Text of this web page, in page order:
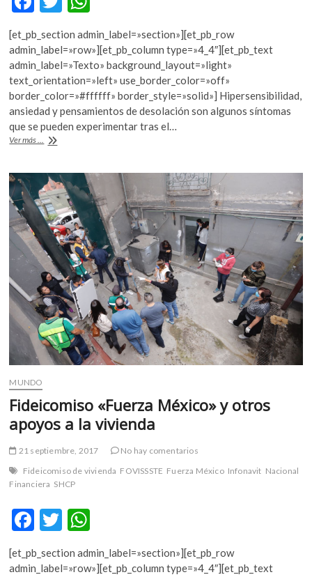
e
b
o
o
k
w
itt
er
h
at
s
A
p
p
[et_pb_section admin_label=»section»][et_pb_row
admin_label=»row»][et_pb_column type=»4_4″][et_pb_text
admin_label=»Texto» background_layout=»light»
text_orientation=»left» use_border_color=»off»
border_color=»#ffffff» border_style=»solid»] Hipersensibilidad,
ansiedad y pensamientos de desolación son algunos síntomas
que se pueden experimentar tras el…
Ver más ... Ayuda
el
sismo
MUNDO
Fideicomiso «Fuerza México» y otros
apoyos a la vivienda
21 septiembre, 2017
No hay comentarios
Fideicomiso de vivienda FOVISSSTE Fuerza México Infonavit Nacional
Financiera SHCP
F
e
T
w
itt
h
at
[et_pb_section admin_label=»section»][et_pb_row
admin_label=»row»][et_pb_column type=»4_4″][et_pb_text